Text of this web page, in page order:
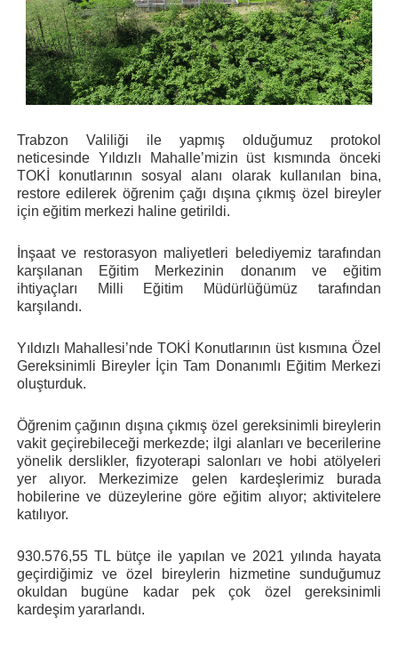
Trabzon Valiliği ile yapmış olduğumuz protokol
neticesinde Yıldızlı Mahalle’mizin üst kısmında önceki
TOKİ konutlarının sosyal alanı olarak kullanılan bina,
restore edilerek öğrenim çağı dışına çıkmış özel bireyler
için eğitim merkezi haline getirildi.
İnşaat ve restorasyon maliyetleri belediyemiz tarafından
karşılanan Eğitim Merkezinin donanım ve eğitim
ihtiyaçları Milli Eğitim Müdürlüğümüz tarafından
karşılandı.
Yıldızlı Mahallesi’nde TOKİ Konutlarının üst kısmına Özel
Gereksinimli Bireyler İçin Tam Donanımlı Eğitim Merkezi
oluşturduk.
Öğrenim çağının dışına çıkmış özel gereksinimli bireylerin
vakit geçirebileceği merkezde; ilgi alanları ve becerilerine
yönelik derslikler, fizyoterapi salonları ve hobi atölyeleri
yer alıyor. Merkezimize gelen kardeşlerimiz burada
hobilerine ve düzeylerine göre eğitim alıyor; aktivitelere
katılıyor.
930.576,55 TL bütçe ile yapılan ve 2021 yı lında hayata
geçirdiğimiz ve özel bireylerin hizmetine sunduğumuz
okuldan bugüne kadar pek çok özel gereksinimli
kardeşim yararlandı.